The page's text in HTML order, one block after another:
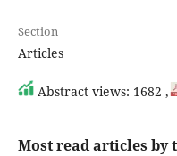
Section
Articles
Abstract views: 1682 ,
Most read articles by